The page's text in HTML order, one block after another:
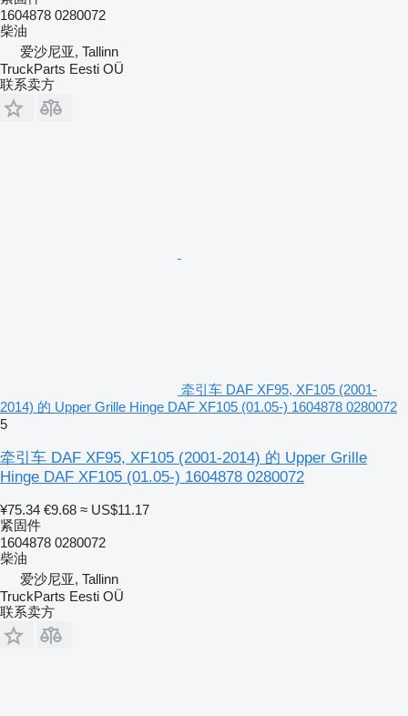
1604878 0280072
柴油
爱沙尼亚, Tallinn
TruckParts Eesti OÜ
联系卖方
牵引车 DAF XF95, XF105 (2001-
2014) 的 Upper Grille Hinge DAF XF105 (01.05-) 1604878 0280072
5
牵引车 DAF XF95, XF105 (2001-2014) 的 Upper Grille
Hinge DAF XF105 (01.05-) 1604878 0280072
¥75.34 €9.68 ≈ US$11.17
紧固件
1604878 0280072
柴油
爱沙尼亚, Tallinn
TruckParts Eesti OÜ
联系卖方